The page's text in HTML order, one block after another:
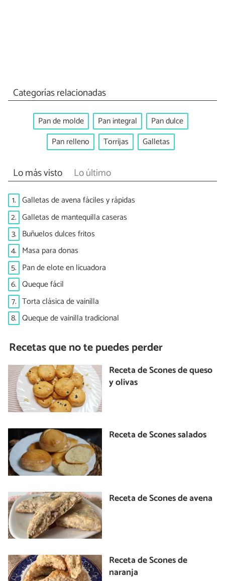
Categorías relacionadas
Pan de molde Pan integral
Pan dulce
Pan relleno
Torrijas Galletas
Lo más visto Lo último
1. Galletas de avena fáciles y rápidas
2. Galletas de mantequilla caseras
3. Buñuelos dulces fritos
4. Masa para donas
5. Pan de elote en licuadora
6. Queque fácil
7. Torta clásica de vainilla
8. Queque de vainilla tradicional
Recetas que no te puedes perder
Receta de Scones de queso
y olivas
Receta de Scones salados
Receta de Scones de avena
Receta de Scones de
naranja